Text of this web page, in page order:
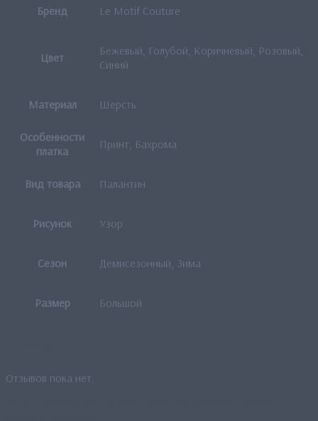
Бренд
Le Motif Couture
Цвет
Бежевый, Голубой, Коричневый, Розовый,
Синий
Материал Шерсть
Особенности
платка
Принт, Бахрома
Вид товара Палантин
Рисунок Узор
Сезон Демисезонный, Зима
Размер Большой
Отзывов пока нет.